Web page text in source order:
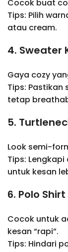
Cocok buat
Tips: Pilih
atau cream.
4. Sweater
Gaya cozy
Tips:
tetap
5.
Look semi-
Tips:
untuk kesan
6. Polo
Cocok untuk
kesan “rapi”.
Tips: Hindari